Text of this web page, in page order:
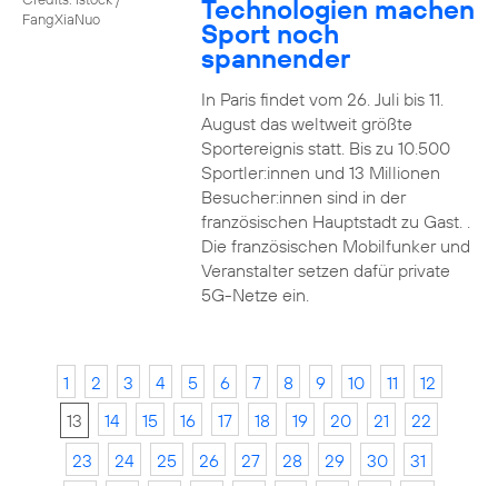
FangXiaNuo
Technologien machen
Sport noch
spannender
In Paris findet vom 26. Juli bis 11.
August das weltweit größte
Sportereignis statt. Bis zu 10.500
Sportler:innen und 13 Millionen
Besucher:innen sind in der
französischen Hauptstadt zu Gast. .
Die französischen Mobilfunker und
Veranstalter setzen dafür private
5G-Netze ein.
1 2 3 4 5 6 7 8 9 10 11
12
13
14 15 16 17 18 19 20 21
22
23
24 25 26 27 28 29 30
31